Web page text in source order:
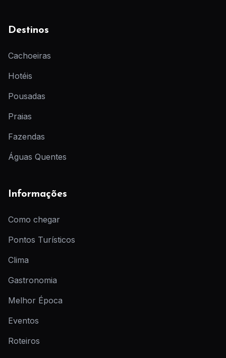
Destinos
Cachoeiras
Hotéis
Pousadas
Praias
Fazendas
Águas Quentes
Informações
Como chegar
Pontos Turísticos
Clima
Gastronomia
Melhor Época
Eventos
Roteiros